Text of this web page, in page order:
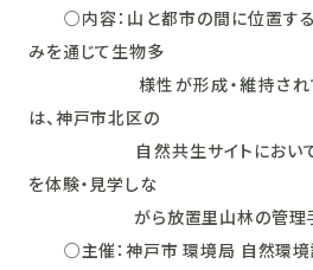
○内容：山と都市の間に位置する
みを通じて生物多
様性が形成・維持されてき
は、神戸市北区の
自然共生サイトにおいて、
を体験・見学しな
がら放置里山林の管理手法
○主催：神戸市 環境局 自然環境